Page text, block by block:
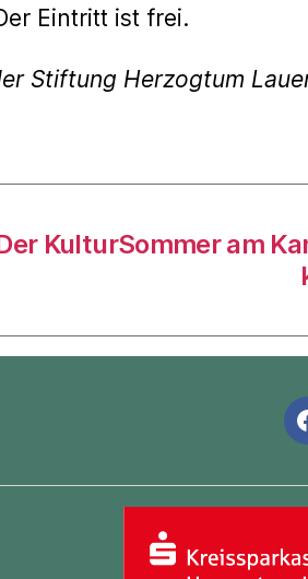
Eintritt ist frei.
Stiftung Herzogtum
KulturSommer am